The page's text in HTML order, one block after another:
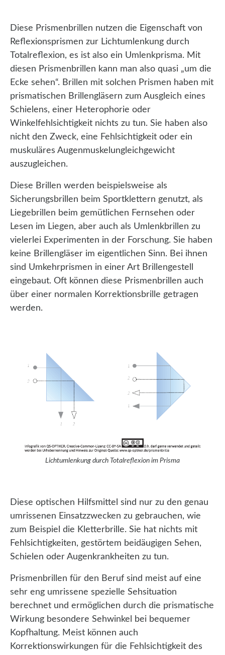
Diese Prismenbrillen nutzen die Eigenschaft von
Reflexionsprismen zur Lichtumlenkung durch
Totalreflexion, es ist also ein Umlenkprisma. Mit
diesen Prismenbrillen kann man also quasi „um die
Ecke sehen“. Brillen mit solchen Prismen haben mit
prismatischen Brillengläsern zum Ausgleich eines
Schielens, einer Heterophorie oder
Winkelfehlsichtigkeit nichts zu tun. Sie haben also
nicht den Zweck, eine Fehlsichtigkeit oder ein
muskuläres Augenmuskelungleichgewicht
auszugleichen.
Diese Brillen werden beispielsweise als
Sicherungsbrillen beim Sportklettern genutzt, als
Liegebrillen beim gemütlichen Fernsehen oder
Lesen im Liegen, aber auch als Umlenkbrillen zu
vielerlei Experimenten in der Forschung. Sie haben
keine Brillengläser im eigentlichen Sinn. Bei ihnen
sind Umkehrprismen in einer Art Brillengestell
eingebaut. Oft können diese Prismenbrillen auch
über einer normalen Korrektionsbrille getragen
werden.
Lichtumlenkung durch Totalreflexion im Prisma
Diese optischen Hilfsmittel sind nur zu den genau
umrissenen Einsatzzwecken zu gebrauchen, wie
zum Beispiel die Kletterbrille. Sie hat nichts mit
Fehlsichtigkeiten, gestörtem beidäugigen Sehen,
Schielen oder Augenkrankheiten zu tun.
Prismenbrillen für den Beruf sind meist auf eine
sehr eng umrissene spezielle Sehsituation
berechnet und ermöglichen durch die prismatische
Wirkung besondere Sehwinkel bei bequemer
Kopfhaltung. Meist können auch
Korrektionswirkungen für die Fehlsichtigkeit des